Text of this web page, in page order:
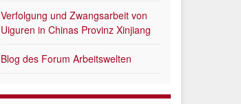
Verfolgung und Zwangsarbeit von
Uiguren in Chinas Provinz Xinjiang
Blog des Forum Arbeitswelten